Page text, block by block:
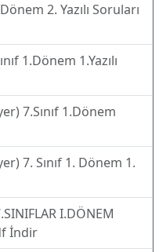
2. Yazılı Soruları
1.Dönem 1.Yazılı
7.Sınıf 1.Dönem
7. Sınıf 1. Dönem 1.
I.DÖNEM
İndir